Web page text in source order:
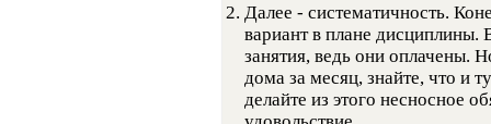
Далее - систематичность.
вариант в плане дисциплины.
занятия, ведь они оплачены.
дома за месяц, знайте, что и
делайте из этого несносное